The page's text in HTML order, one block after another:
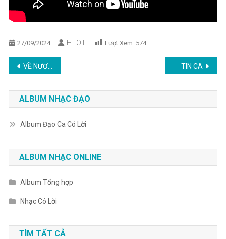
27/09/2024 HTOT Lượt Xem: 574
Post
navigation
VỀ NƯƠNG ƠN THÁNH TIN CA
ALBUM NHẠC ĐẠO
Album Đạo Ca Có Lời
ALBUM NHẠC ONLINE
Album Tổng hợp
Nhạc Có Lời
TÌM TẤT CẢ